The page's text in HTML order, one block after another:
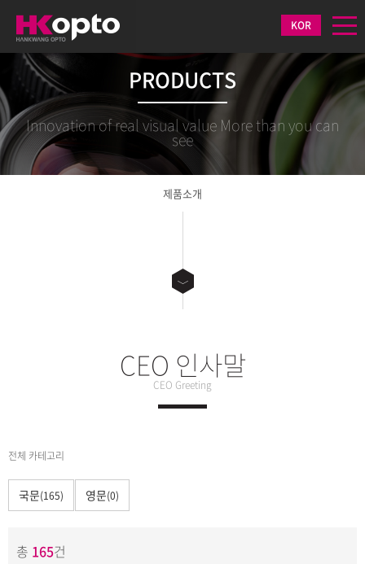
KOR
PRODUCTS
Innovation of real visual value More than you can
see
제품소개
CEO 인사말
CEO Greeting
전체 카테고리
국문(165) 영문(0)
총 165건